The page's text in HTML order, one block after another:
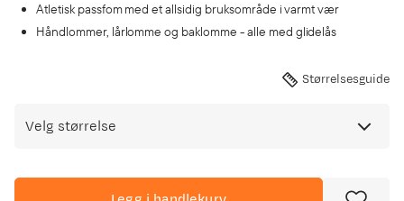
Atletisk passfom med et allsidig bruksområde i varmt vær
Håndlommer, lårlomme og baklomme - alle med glidelås
Størrelsesguide
Velg størrelse